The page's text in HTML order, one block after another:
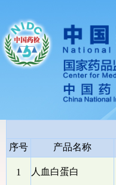
序号
产品名称
1 人血白蛋白